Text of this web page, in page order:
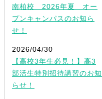
南柏校 2026年夏 オー
プンキャンパスのお知ら
せ！
2026/04/30
【高校3年生必見！】高3
部活生特別招待講習のお知
らせ！